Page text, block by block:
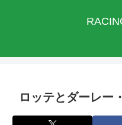
ロッテとダーレー